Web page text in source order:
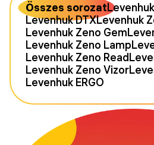
Összes sorozat
Levenhuk DTXLevenhuk
Levenhuk Zeno Gem
Levenhuk Zeno Lamp
Levenhuk Zeno Read
Levenhuk Zeno Vizor
Levenhuk ERGO